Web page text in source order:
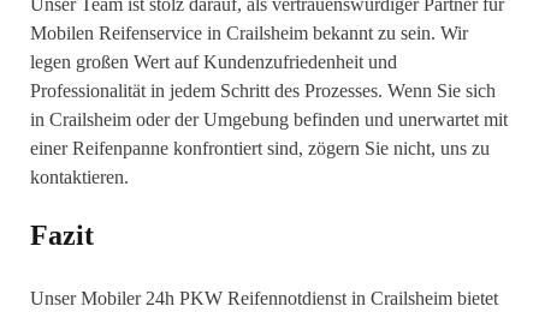
Unser Team ist stolz darauf, als vertrauenswürdiger Partner für
Mobilen Reifenservice in Crailsheim bekannt zu sein. Wir
legen großen Wert auf Kundenzufriedenheit und
Professionalität in jedem Schritt des Prozesses. Wenn Sie sich
in Crailsheim oder der Umgebung befinden und unerwartet mit
einer Reifenpanne konfrontiert sind, zögern Sie nicht, uns zu
kontaktieren.
Fazit
Unser Mobiler 24h PKW Reifennotdienst in Crailsheim bietet